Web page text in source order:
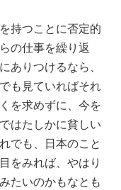
持つことに否定的
の仕事を繰り返
ありつけるなら、
も見ていればそれ
を求めずに、今を
はたしかに貧しい
でも、日本のこと
をみれば、やはり
たいのかもなとも